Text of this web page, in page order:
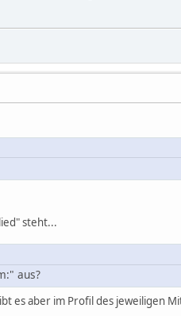
steht...
aus?
es aber im Profil des jeweiligen